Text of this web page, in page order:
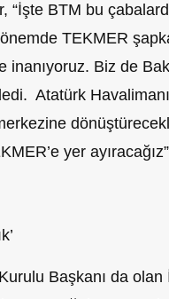
“İşte BTM bu
TEKMER
Biz de
Atatürk
yer
Başkanı da olan